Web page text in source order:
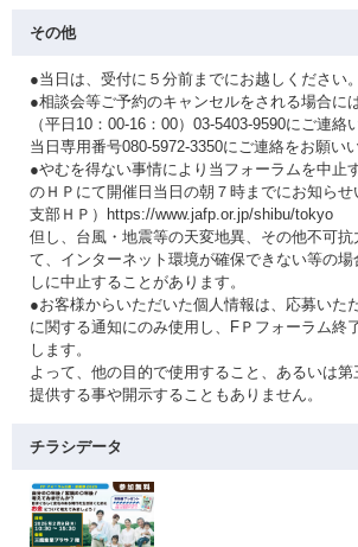
その他
●当日は、受付に５分前までにお越しください。
●相談会等ご予約のキャンセルをされる場合に
（平日10：00-16：00）03-5403-9590にご連絡
当日専用番号080-5972-3350にご連絡をお願い
●やむを得ない事情により当フォーラムを中止
のＨＰにて開催日当日の朝７時までにお知ら
支部ＨＰ）https://www.jafp.or.jp/shibu/tokyo
但し、台風・地震等の天変地異、その他不可抗
て、インターネット環境が確保できない等の
しに中止することがあります。
●お客様からいただいた個人情報は、応募いた
に関する通知にのみ使用し、FＰフォーラム終
します。
よって、他の目的で使用すること、あるいは
提供する事や開示することもありません。
チラシデータ